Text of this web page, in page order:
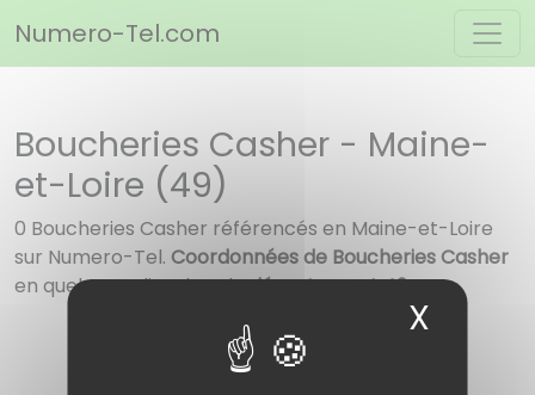
X
Numero-Tel.com
Boucheries Casher - Maine-
et-Loire (49)
0 Boucheries Casher référencés en Maine-et-Loire
sur Numero-Tel. Coordonnées de Boucheries Casher
en quelques clics dans ledépartement 49